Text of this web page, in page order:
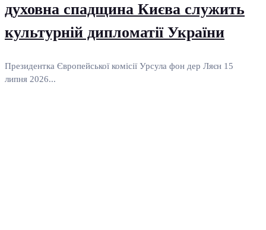
духовна спадщина Києва служить
культурній дипломатії України
Президентка Європейської комісії Урсула фон дер Ляєн 15
липня 2026...